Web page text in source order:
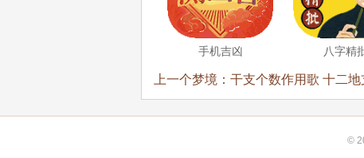
手机吉凶 八字精
上一个梦境： 干支个数作用歌 十二
©